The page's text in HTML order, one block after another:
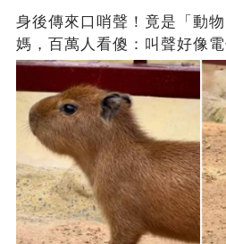
身後傳來口哨聲！竟是「動
媽，百萬人看傻：叫聲好像